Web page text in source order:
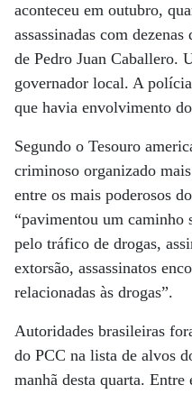
aconteceu em outubro,
assassinadas com
de Pedro Juan Caballero.
governador local. A
que havia envolvimento
Segundo o Tesouro
criminoso organizado
entre os mais poderosos
“pavimentou um caminho
pelo tráfico de drogas,
extorsão, assassinatos
relacionadas às drogas”.
Autoridades brasileiras
do PCC na lista de alvos
manhã desta quarta.